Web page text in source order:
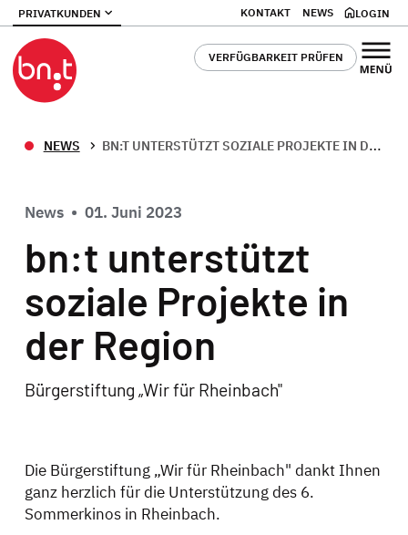
PRIVATKUNDEN KONTAKT NEWS LOGIN
VERFÜGBARKEIT PRÜFEN
NEWS BN:T UNTERSTÜTZT SOZIALE PROJEKTE IN DER REGION
News • 01. Juni 2023
bn:t unterstützt
soziale Projekte in
der Region
Bürgerstiftung „Wir für Rheinbach"
Die Bürgerstiftung „Wir für Rheinbach" dankt Ihnen
ganz herzlich für die Unterstützung des 6.
Sommerkinos in Rheinbach.